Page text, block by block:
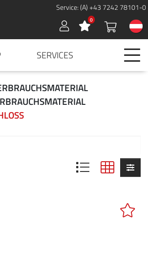
Service: (A) +43 7242 78101-0
Sign in 0
SERVICES